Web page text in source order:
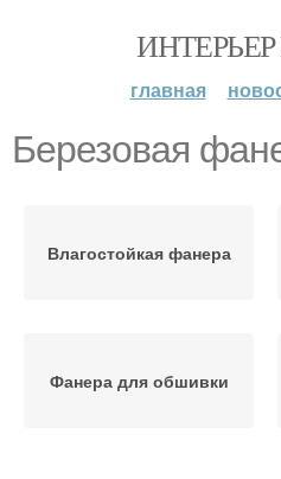
главная
Березовая
Влагостойкая фанера
Фанера для обшивки